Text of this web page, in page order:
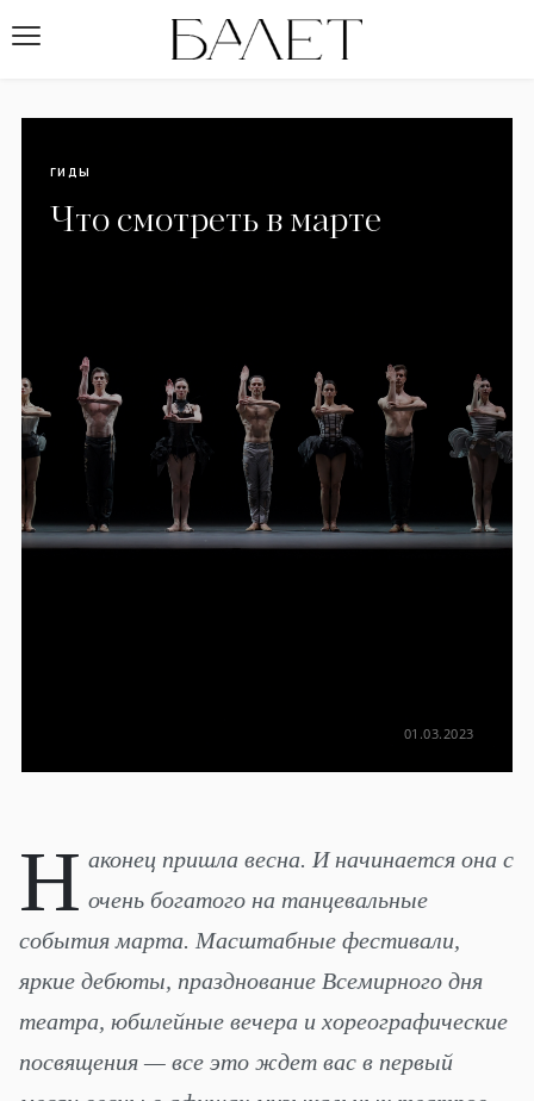
ГИДЫ
Что смотреть в марте
01.03.2023
Н аконец пришла весна. И начинается она с
очень богатого на танцевальные
события марта. Масштабные фестивали,
яркие дебюты, празднование Всемирного дня
театра, юбилейные вечера и хореографические
посвящения — все это ждет вас в первый